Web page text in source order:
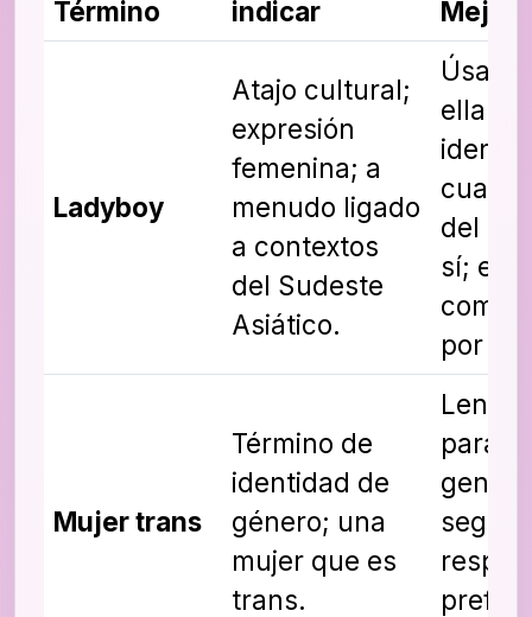
Término
indicar
Mejor
Ladyboy
Atajo cultural;
expresión
femenina; a
menudo ligado
a contextos
del Sudeste
Asiático.
Úsalo
ella se
del
sí;
como
por
Mujer trans
Término de
identidad de
género; una
mujer que es
trans.